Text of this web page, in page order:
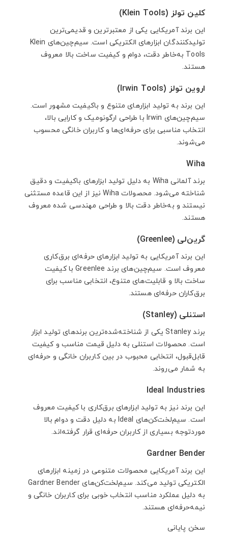
کلین تولز (Klein Tools)
این برند آمریکایی یکی از معتبرترین و قدیمی‌ترین
تولیدکنندگان ابزارهای الکتریکی است. سیم‌چین‌های Klein
Tools به‌خاطر دقت، دوام و کیفیت ساخت بالا معروف
هستند.
اروین تولز (Irwin Tools)
این برند به تولید ابزارهای متنوع و باکیفیت مشهور است.
سیم‌چین‌های Irwin با طراحی ارگونومیک و کارایی بالا،
انتخاب مناسبی برای حرفه‌ای‌ها و کاربران خانگی محسوب
می‌شوند.
Wiha
برند آلمانی Wiha به دلیل تولید ابزارهای باکیفیت و دقیق
شناخته می‌شود. محصولات Wiha نیز از این قاعده مستثنی
نیستند و به‌خاطر دقت بالا و طراحی مهندسی شده معروف
هستند.
گرین‌لی (Greenlee)
این برند آمریکایی به تولید ابزارهای حرفه‌ای برق‌کاری
معروف است. سیم‌چین‌های برند Greenlee با کیفیت
ساخت بالا و قابلیت‌های متنوع، انتخابی مناسب برای
برق‌کاران حرفه‌ای هستند.
استنلی (Stanley)
برند Stanley یکی از شناخته‌شده‌ترین برندهای تولید ابزار
است. محصولات استنلی به دلیل قیمت مناسب و کیفیت
قابل‌قبول، انتخابی محبوب در بین کاربران خانگی و حرفه‌ای
به شمار می‌روند.
Ideal Industries
این برند نیز به تولید ابزارهای برق‌کاری با کیفیت معروف
است. سیم‌لخت‌کن‌های Ideal به دلیل دقت و دوام بالا
موردتوجه بسیاری از کاربران حرفه‌ای قرار گرفته‌اند.
Gardner Bender
این برند آمریکایی محصولات متنوعی در زمینه ابزارهای
الکتریکی تولید می‌کند. سیم‌لخت‌کن‌های Gardner Bender
به دلیل عملکرد مناسب انتخاب خوبی برای کاربران خانگی و
نیمه‌حرفه‌ای هستند.
سخن پایانی